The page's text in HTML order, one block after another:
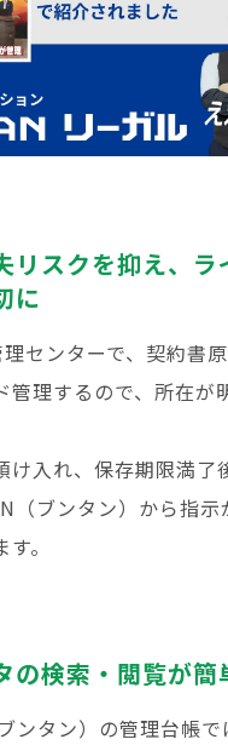
リスクを抑え、ラ
に
センターで、契約書
管理するので、所在が
け入れ、保存期限満了
（ブンタン）から指示
。
の検索・閲覧が簡
ンタン）の管理台帳